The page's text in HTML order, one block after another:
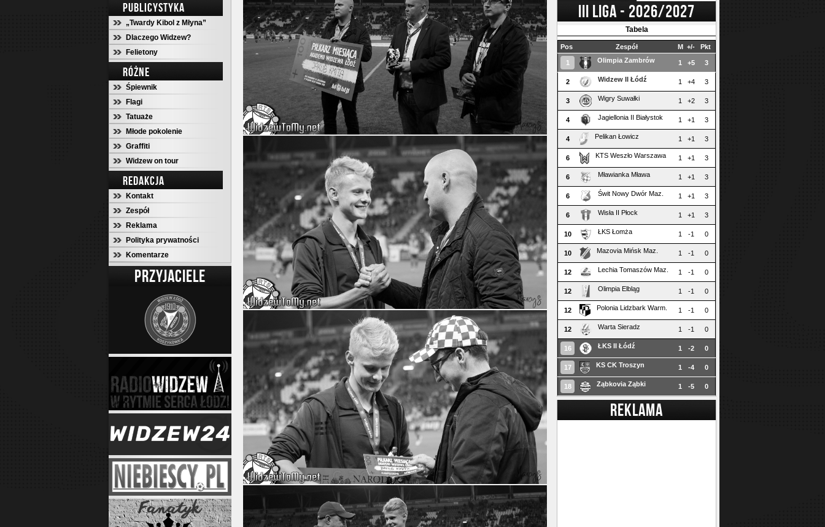
PUBLICYSTYKA
„Twardy Kibol z Młyna”
Dlaczego Widzew?
Felietony
RÓŻNE
Śpiewnik
Flagi
Tatuaże
Młode pokolenie
Graffiti
Widzew on tour
REDAKCJA
Kontakt
Zespół
Reklama
Polityka prywatności
Komentarze
PRZYJACIELE
III LIGA - 2026/2027
Tabela
Pos Zespół M +/- Pkt
1 Olimpia Zambrów 1 +5 3
2 Widzew II Łódź 1 +4 3
3 Wigry Suwałki 1 +2 3
4 Jagiellonia II Białystok 1 +1 3
4 Pelikan Łowicz 1 +1 3
6 KTS Weszło Warszawa 1 +1 3
6 Mławianka Mława 1 +1 3
6 Świt Nowy Dwór Maz. 1 +1 3
6 Wisła II Płock 1 +1 3
10 ŁKS Łomża 1 -1 0
10 Mazovia Mińsk Maz. 1 -1 0
12 Lechia Tomaszów Maz. 1 -1 0
12 Olimpia Elbląg 1 -1 0
12 Polonia Lidzbark Warm. 1 -1 0
12 Warta Sieradz 1 -1 0
16 ŁKS II Łódź 1 -2 0
17 KS CK Troszyn 1 -4 0
18 Ząbkovia Ząbki 1 -5 0
REKLAMA